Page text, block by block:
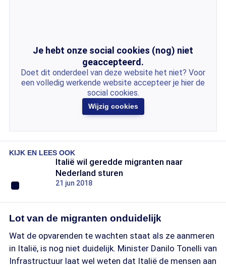
Je hebt onze social cookies (nog) niet
geaccepteerd.
Doet dit onderdeel van deze website het niet? Voor
een volledig werkende website accepteer je hier de
social cookies.
Wijzig cookies
KIJK EN LEES OOK
Italië wil geredde migranten naar
Nederland sturen
21 jun 2018
Lot van de migranten onduidelijk
Wat de opvarenden te wachten staat als ze aanmeren
in Italië, is nog niet duidelijk. Minister Danilo Tonelli van
Infrastructuur laat wel weten dat Italië de mensen aan